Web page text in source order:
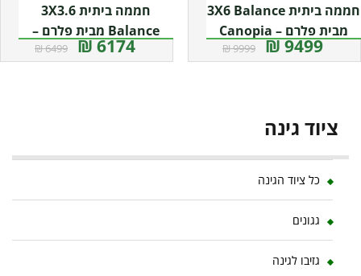
חממה ביתית 3X6 Balance
מבית פלרם – Canopia
9499 ₪
9999 ₪
חממה ביתית 3X3.6
Balance מבית פלרם –
Canopia
6174 ₪
6499 ₪
ציוד גינה
כל ציוד הגינה
גגונים
גזיבו לגינה